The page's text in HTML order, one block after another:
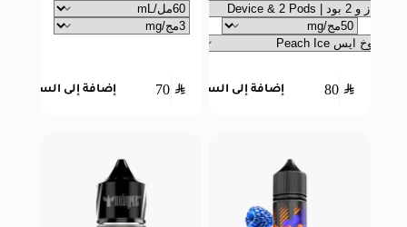
80 SAR إضافة إلى السلة 70 SAR إضافة إلى السلة